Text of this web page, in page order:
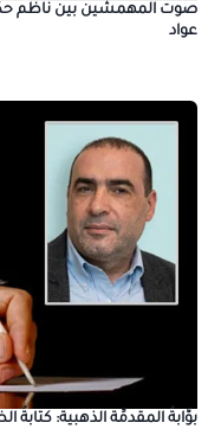
صوت المهمشين بين ناظم
عواد
بوَّابةُ المقدمِّة الذهبية: كتابةُ